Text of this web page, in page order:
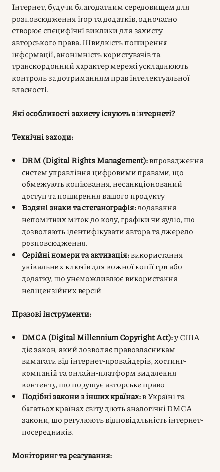
Інтернет, будучи благодатним середовищем для
розповсюдження ігор та додатків, одночасно
створює специфічні виклики для захисту
авторського права. Швидкість поширення
інформації, анонімність користувачів та
транскордонний характер мережі ускладнюють
контроль за дотриманням прав інтелектуальної
власності.
Які особливості захисту існують в інтернеті?
Технічні заходи:
DRM (Digital Rights Management):впровадження
систем управління цифровими правами, що
обмежують копіювання, несанкціонований
доступ та поширення вашого продукту.
Водяні знаки та стеганографія:додавання
непомітних міток до коду, графіки чи аудіо, що
дозволяють ідентифікувати автора та джерело
розповсюдження.
Серійні номери та активація:використання
унікальних ключів для кожної копії гри або
додатку, що унеможливлює використання
неліцензійних версій
Правові інструменти:
DMCA (Digital Millennium Copyright Act):у США
діє закон, який дозволяє правовласникам
вимагати від інтернет-провайдерів, хостинг-
компаній та онлайн-платформ видалення
контенту, що порушує авторське право.
Подібні закони в інших країнах:в Україні та
багатьох країнах світу діють аналогічні DMCA
закони, що регулюють відповідальність інтернет-
посередників.
Моніторинг та реагування: